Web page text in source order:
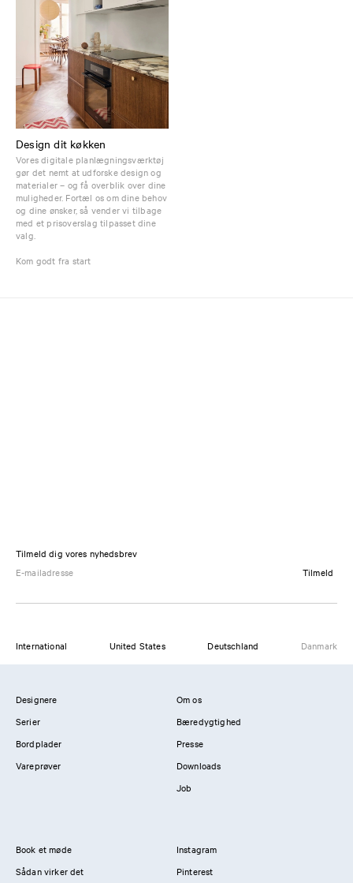
Design dit køkken
Vores digitale planlægningsværktøj
gør det nemt at udforske design og
materialer – og få overblik over dine
muligheder. Fortæl os om dine behov
og dine ønsker, så vender vi tilbage
med et prisoverslag tilpasset dine
valg.
Kom godt fra start
Tilmeld dig vores nyhedsbrev
Tilmeld
International United States Deutschland Danmark
Designere
Serier
Bordplader
Vareprøver
Om os
Bæredygtighed
Presse
Downloads
Job
Book et møde
Sådan virker det
Instagram
Pinterest